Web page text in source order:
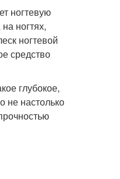
ногтевую
ногтях,
ногтевой
средство
глубокое,
не настолько